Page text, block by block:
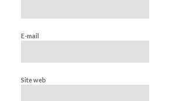
E-mail
Site web